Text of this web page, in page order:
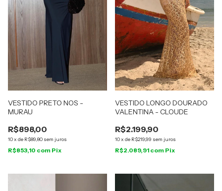
VESTIDO PRETO NOS -
MURAU
R$898,00
10x de R$89,80 sem juros
R$853,10 com Pix
VESTIDO LONGO DOURADO
VALENTINA - CLOUDE
R$2.199,90
10x de R$219,99 sem juros
R$2.089,91 com Pix